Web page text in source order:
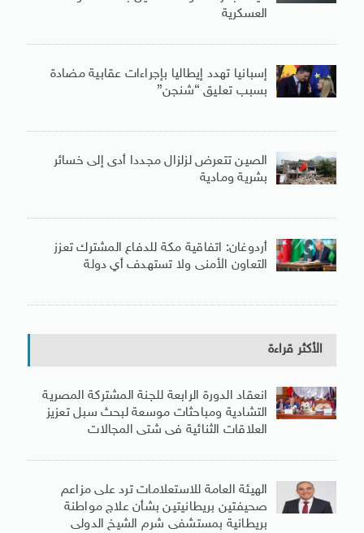
العسكرية
إسبانيا تهدد إيطاليا بإجراءات عقابية مضادة
بسبب تعليق “شنجن”
الصين تتعرض لزلزال مجددا أدى إلى خسائر
بشرية ومادية
أردوغان: اتفاقية مكة للدفاع المشترك تعزز
التعاون الأمنى ولا تستهدف أي دولة
الأكثر قراءة
انعقاد الدورة الرابعة للجنة المشتركة المصرية
التشادية ومباحثات موسعة لبحث سبل تعزيز
العلاقات الثنائية فى شتى المجالات
الهيئة العامة للاستعلامات ترد على مزاعم
صحيفتين بريطانيتين بشأن علاج مواطنة
بريطانية بمستشفى شرم الشيخ الدولى